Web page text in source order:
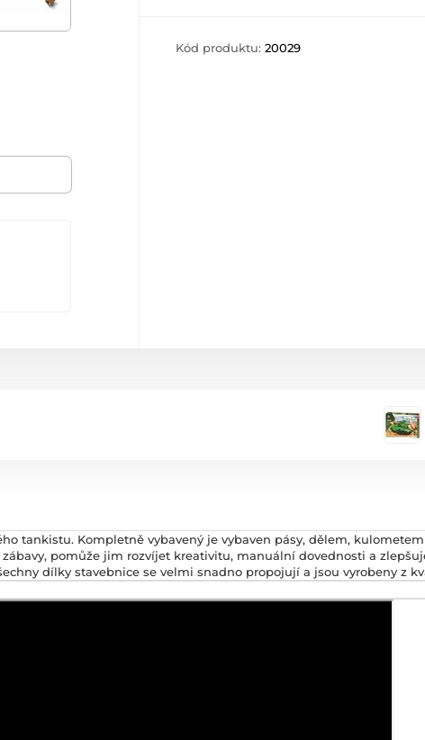
Kód produktu: 20029
tankistu. Kompletně vybavený je vybaven pásy, dělem,
pomůže jim rozvíjet kreativitu, manuální dovednosti a
dílky stavebnice se velmi snadno propojují a jsou vyrobeny z